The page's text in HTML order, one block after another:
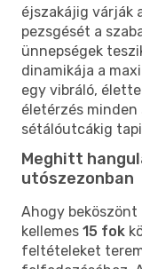
éjszakájig várják
pezsgését a
ünnepségek
dinamikája a
egy vibráló,
életérzés
sétálóutcákig
Meghitt
utószezonban
Ahogy beköszönt
kellemes 15 fok
feltételeket